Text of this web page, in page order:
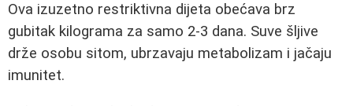
Ova izuzetno restriktivna dijeta obećava brz
gubitak kilograma za samo 2-3 dana. Suve šljive
drže osobu sitom, ubrzavaju metabolizam i jačaju
imunitet.